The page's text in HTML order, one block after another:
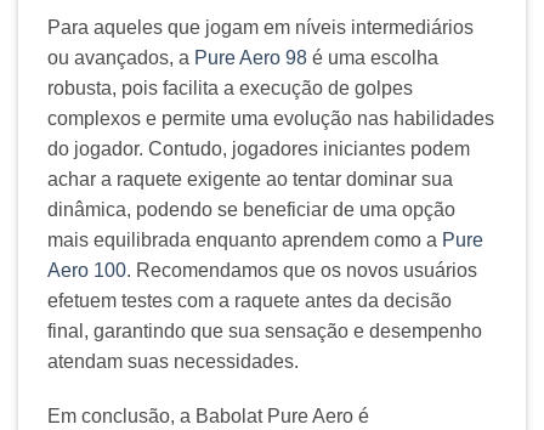
Para aqueles que jogam em níveis intermediários
ou avançados, a Pure Aero 98 é uma escolha
robusta, pois facilita a execução de golpes
complexos e permite uma evolução nas habilidades
do jogador. Contudo, jogadores iniciantes podem
achar a raquete exigente ao tentar dominar sua
dinâmica, podendo se beneficiar de uma opção
mais equilibrada enquanto aprendem como a Pure
Aero 100. Recomendamos que os novos usuários
efetuem testes com a raquete antes da decisão
final, garantindo que sua sensação e desempenho
atendam suas necessidades.
Em conclusão, a Babolat Pure Aero é